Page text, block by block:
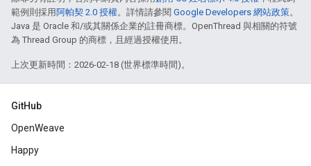
範例則採用 阿帕契 2.0 授權。詳情請參閱 Google Developers 網站政策。
Java 是 Oracle 和/或其關係企業的註冊商標。OpenThread 與相關的符號
為 Thread Group 的商標，且經過授權使用。
上次更新時間：2026-02-18 (世界標準時間)。
GitHub
OpenWeave
Happy